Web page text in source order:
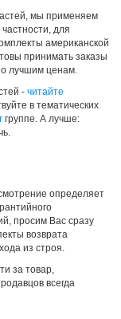
мы применяем
для
американской
принимать заказы
лучшим ценам.
- читайте
в тематических
группе. А лучше:
определяет
просим Вас сразу
возврата
из строя.
за товар,
всегда